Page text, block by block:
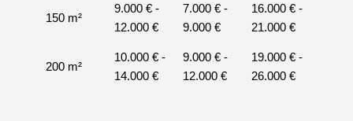
150 m²
9.000 € -
12.000 €
7.000 € -
9.000 €
16.000 € -
21.000 €
200 m²
10.000 € -
14.000 €
9.000 € -
12.000 €
19.000 € -
26.000 €